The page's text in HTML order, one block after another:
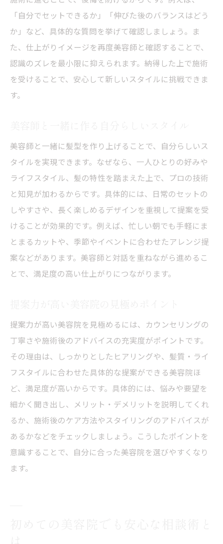
「自分でセットできるか」「伸びた後のバランスはどう
か」など、具体的な質問を挙げて確認しましょう。ま
た、仕上がりイメージを再度美容師と確認することで、
認識のズレを最小限に抑えられます。納得した上で施術
を受けることで、安心して新しいスタイルに挑戦できま
す。
美容師と一緒に髪型を作り上げることで、自分らしいス
タイルを実現できます。なぜなら、一人ひとりの好みや
ライフスタイル、髪の特性を踏まえた上で、プロの技術
と知見が加わるからです。具体的には、日常のセットの
しやすさや、長く楽しめるデザインを重視して提案を受
けることが効果的です。例えば、忙しい朝でも手軽にま
とまるカットや、季節やイベントに合わせたアレンジ提
案などがあります。美容師と対話を重ねながら進めるこ
とで、満足度の高い仕上がりにつながります。
提案力が高い美容院を見極めるには、カウンセリングの
丁寧さや施術後のアドバイスの充実度がポイントです。
その理由は、しっかりとしたヒアリングや、髪質・ライ
フスタイルに合わせた具体的な提案ができる美容院ほ
ど、満足度が高いからです。具体的には、悩みや要望を
細かく聞き出し、メリット・デメリットを説明してくれ
るか、施術後のケア方法やスタイリングのアドバイスが
あるかなどをチェックしましょう。こうしたポイントを
意識することで、自分に合った美容院を選びやすくなり
ます。